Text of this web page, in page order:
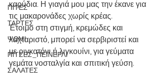
ΠΙΤΕΣ
ΤΑΡΤΕΣ
ΨΩΜΙ
ΠΙΤΣΕΣ_ΠΕΪΝΕΡΛΙ
ΣΑΛΑΤΕΣ
καρύδια. Η γιαγιά μου μας την έκανε για
τις μακαρονάδες χωρίς κρέας.
Έτοιμο στη στιγμή, κρεμώδες και
λαχταριστό, μπορεί να σερβιριστεί και
με ριγκατόνι ή λιγκουίνι, για γεύματα
γεμάτα νοσταλγία και σπιτική γεύση.